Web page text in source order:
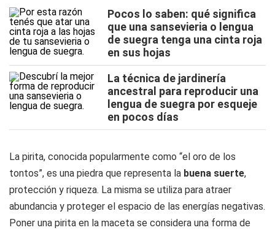
Pocos lo saben: qué significa
que una sansevieria o lengua
de suegra tenga una cinta roja
en sus hojas
La técnica de jardinería
ancestral para reproducir una
lengua de suegra por esqueje
en pocos días
La pirita, conocida popularmente como “el oro de los
tontos”, es una piedra que representa la buena suerte,
protección y riqueza. La misma se utiliza para atraer
abundancia y proteger el espacio de las energías negativas.
Poner una pirita en la maceta se considera una forma de